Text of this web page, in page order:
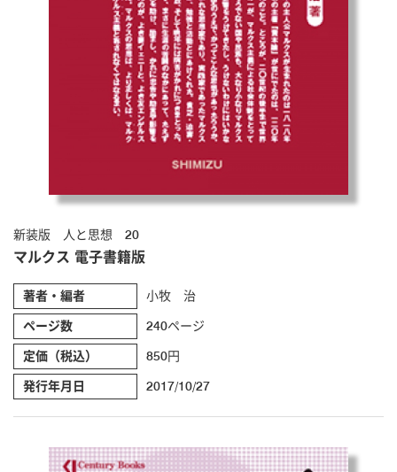
新装版 人と思想 20
マルクス 電子書籍版
著者・編者 小牧 治
ページ数 240ページ
定価（税込） 850円
発行年月日 2017/10/27